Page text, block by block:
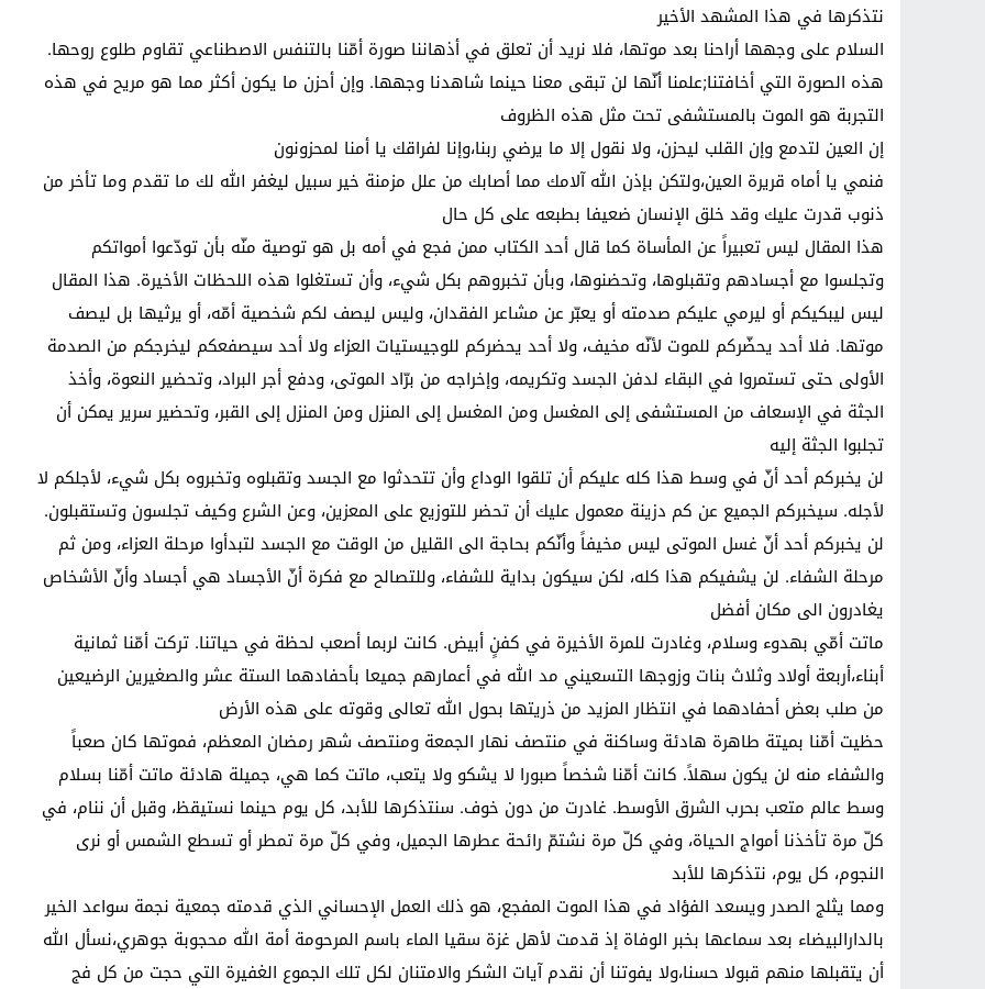
نتذكرها في هذا المشهد الأخير
السلام على وجهها أراحنا بعد موتها، فلا نريد أن تعلق في أذهاننا صورة أمّنا بالتنفس الاصطناعي تقاوم طلوع روحها.
هذه الصورة التي أخافتنا;علمنا أنّها لن تبقى معنا حينما شاهدنا وجهها. وإن أحزن ما يكون أكثر مما هو مريح في هذه
التجربة هو الموت بالمستشفى تحت مثل هذه الظروف
إن العين لتدمع وإن القلب ليحزن، ولا نقول إلا ما يرضي ربنا،وإنا لفراقك يا أمنا لمحزونون
فنمي يا أماه قريرة العين،ولتكن بإذن الله آلامك مما أصابك من علل مزمنة خير سبيل ليغفر الله لك ما تقدم وما تأخر من
ذنوب قدرت عليك وقد خلق الإنسان ضعيفا بطبعه على كل حال
هذا المقال ليس تعبيراً عن المأساة كما قال أحد الكتاب ممن فجع في أمه بل هو توصية منّه بأن تودّعوا أمواتكم
وتجلسوا مع أجسادهم وتقبلوها، وتحضنوها، وبأن تخبروهم بكل شيء، وأن تستغلوا هذه اللحظات الأخيرة. هذا المقال
ليس ليبكيكم أو ليرمي عليكم صدمته أو يعبّر عن مشاعر الفقدان، وليس ليصف لكم شخصية أمّه، أو يرثيها بل ليصف
موتها. فلا أحد يحضّركم للموت لأنّه مخيف، ولا أحد يحضركم للوجيستيات العزاء ولا أحد سيصفعكم ليخرجكم من الصدمة
الأولى حتى تستمروا في البقاء لدفن الجسد وتكريمه، وإخراجه من برّاد الموتى، ودفع أجر البراد، وتحضير النعوة، وأخذ
الجثة في الإسعاف من المستشفى إلى المغسل ومن المغسل إلى المنزل ومن المنزل إلى القبر، وتحضير سرير يمكن أن
تجلبوا الجثة إليه
لن يخبركم أحد أنّ في وسط هذا كله عليكم أن تلقوا الوداع وأن تتحدثوا مع الجسد وتقبلوه وتخبروه بكل شيء، لأجلكم لا
لأجله. سيخبركم الجميع عن كم دزينة معمول عليك أن تحضر للتوزيع على المعزين، وعن الشرع وكيف تجلسون وتستقبلون.
لن يخبركم أحد أنّ غسل الموتى ليس مخيفاً وأنّكم بحاجة الى القليل من الوقت مع الجسد لتبدأوا مرحلة العزاء، ومن ثم
مرحلة الشفاء. لن يشفيكم هذا كله، لكن سيكون بداية للشفاء، وللتصالح مع فكرة أنّ الأجساد هي أجساد وأنّ الأشخاص
يغادرون الى مكان أفضل
ماتت أمّي بهدوء وسلام، وغادرت للمرة الأخيرة في كفنٍ أبيض. كانت لربما أصعب لحظة في حياتنا. تركت أمّنا ثمانية
أبناء،أربعة أولاد وثلاث بنات وزوجها التسعيني مد الله في أعمارهم جميعا بأحفادهما الستة عشر والصغيرين الرضيعين
من صلب بعض أحفادهما في انتظار المزيد من ذريتها بحول الله تعالى وقوته على هذه الأرض
حظيت أمّنا بميتة طاهرة هادئة وساكنة في منتصف نهار الجمعة ومنتصف شهر رمضان المعظم، فموتها كان صعباً
والشفاء منه لن يكون سهلاً. كانت أمّنا شخصاً صبورا لا يشكو ولا يتعب، ماتت كما هي، جميلة هادئة ماتت أمّنا بسلام
وسط عالم متعب بحرب الشرق الأوسط. غادرت من دون خوف. سنتذكرها للأبد، كل يوم حينما نستيقظ، وقبل أن ننام، في
كلّ مرة تأخذنا أمواج الحياة، وفي كلّ مرة نشتمّ رائحة عطرها الجميل، وفي كلّ مرة تمطر أو تسطع الشمس أو نرى
النجوم، كل يوم، نتذكرها للأبد
ومما يثلج الصدر ويسعد الفؤاد في هذا الموت المفجع، هو ذلك العمل الإحساني الذي قدمته جمعية نجمة سواعد الخير
بالدارالبيضاء بعد سماعها بخبر الوفاة إذ قدمت لأهل غزة سقيا الماء باسم المرحومة أمة الله محجوبة جوهري،نسأل الله
أن يتقبلها منهم قبولا حسنا،ولا يفوتنا أن نقدم آيات الشكر والامتنان لكل تلك الجموع الغفيرة التي حجت من كل فج